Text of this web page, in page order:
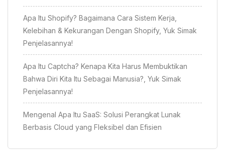
Apa Itu Shopify? Bagaimana Cara Sistem Kerja,
Kelebihan & Kekurangan Dengan Shopify, Yuk Simak
Penjelasannya!
Apa Itu Captcha? Kenapa Kita Harus Membuktikan
Bahwa Diri Kita Itu Sebagai Manusia?, Yuk Simak
Penjelasannya!
Mengenal Apa Itu SaaS: Solusi Perangkat Lunak
Berbasis Cloud yang Fleksibel dan Efisien